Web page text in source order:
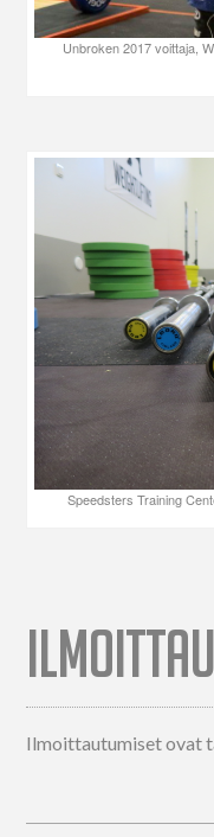
Unbroken 2017 voittaja,
Speedsters Training
Ilmoittautumiset ovat